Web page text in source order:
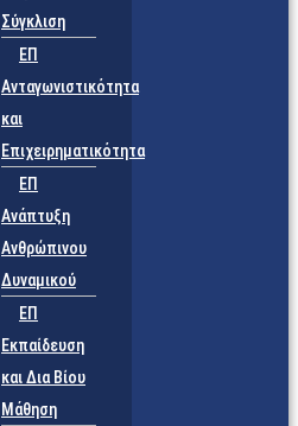
Σύγκλιση
ΕΠ
Ανταγωνιστικότητα
και
Επιχειρηματικότητα
ΕΠ
Ανάπτυξη
Ανθρώπινου
Δυναμικού
ΕΠ
Εκπαίδευση
και Δια Βίου
Μάθηση